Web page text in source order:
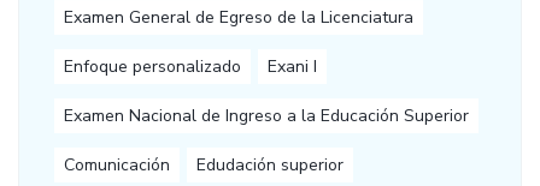
Examen General de Egreso de la Licenciatura
Enfoque personalizado Exani I
Examen Nacional de Ingreso a la Educación Superior
Comunicación Edudación superior